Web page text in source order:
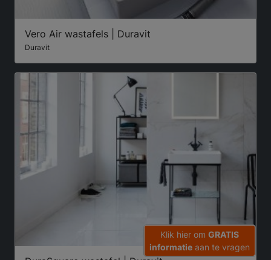
Vero Air wastafels | Duravit
Duravit
Klik hier om GRATIS
informatie aan te vragen